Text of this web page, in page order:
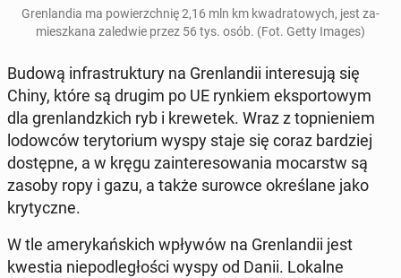
Gren­lan­dia ma po­wierzch­nię 2,16 mln km kwa­dra­to­wych, jest za­
miesz­ka­na za­le­d­wie przez 56 tys. osób. (Fot. Getty Images)
Budową in­fra­struk­tu­ry na Gren­lan­dii in­te­re­su­ją się
Chiny, które są drugim po UE rynkiem eks­por­to­wym
dla gren­landz­kich ryb i kre­we­tek. Wraz z top­nie­niem
lo­dow­ców te­ry­to­rium wyspy staje się coraz bar­dziej
do­stęp­ne, a w kręgu za­in­te­re­so­wa­nia mo­carstw są
zasoby ropy i gazu, a także surowce okre­śla­ne jako
kry­tycz­ne.
W tle ame­ry­kań­skich wpływów na Gren­lan­dii jest
kwestia nie­pod­le­gło­ści wyspy od Danii. Lokalne